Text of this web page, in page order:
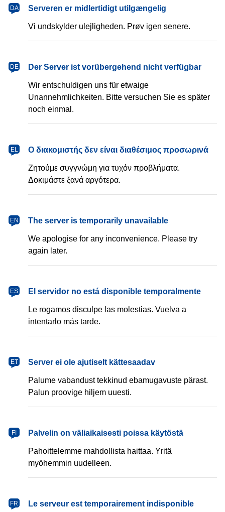
DA
dansk Serveren er midlertidigt utilgængelig
Vi undskylder ulejligheden. Prøv igen senere.
DE
DeutschDer Server ist vorübergehend nicht verfügbar
Wir entschuldigen uns für etwaige
Unannehmlichkeiten. Bitte versuchen Sie es später
noch einmal.
EL
ΕλληνικάΟ διακομιστής δεν είναι διαθέσιμος προσωρινά
Ζητούμε συγγνώμη για τυχόν προβλήματα.
Δοκιμάστε ξανά αργότερα.
EN
EnglishThe server is temporarily unavailable
We apologise for any inconvenience. Please try
again later.
ES
españolEl servidor no está disponible temporalmente
Le rogamos disculpe las molestias. Vuelva a
intentarlo más tarde.
ET
eesti Server ei ole ajutiselt kättesaadav
Palume vabandust tekkinud ebamugavuste pärast.
Palun proovige hiljem uuesti.
FI
suomi Palvelin on väliaikaisesti poissa käytöstä
Pahoittelemme mahdollista haittaa. Yritä
myöhemmin uudelleen.
FR
françaisLe serveur est temporairement indisponible